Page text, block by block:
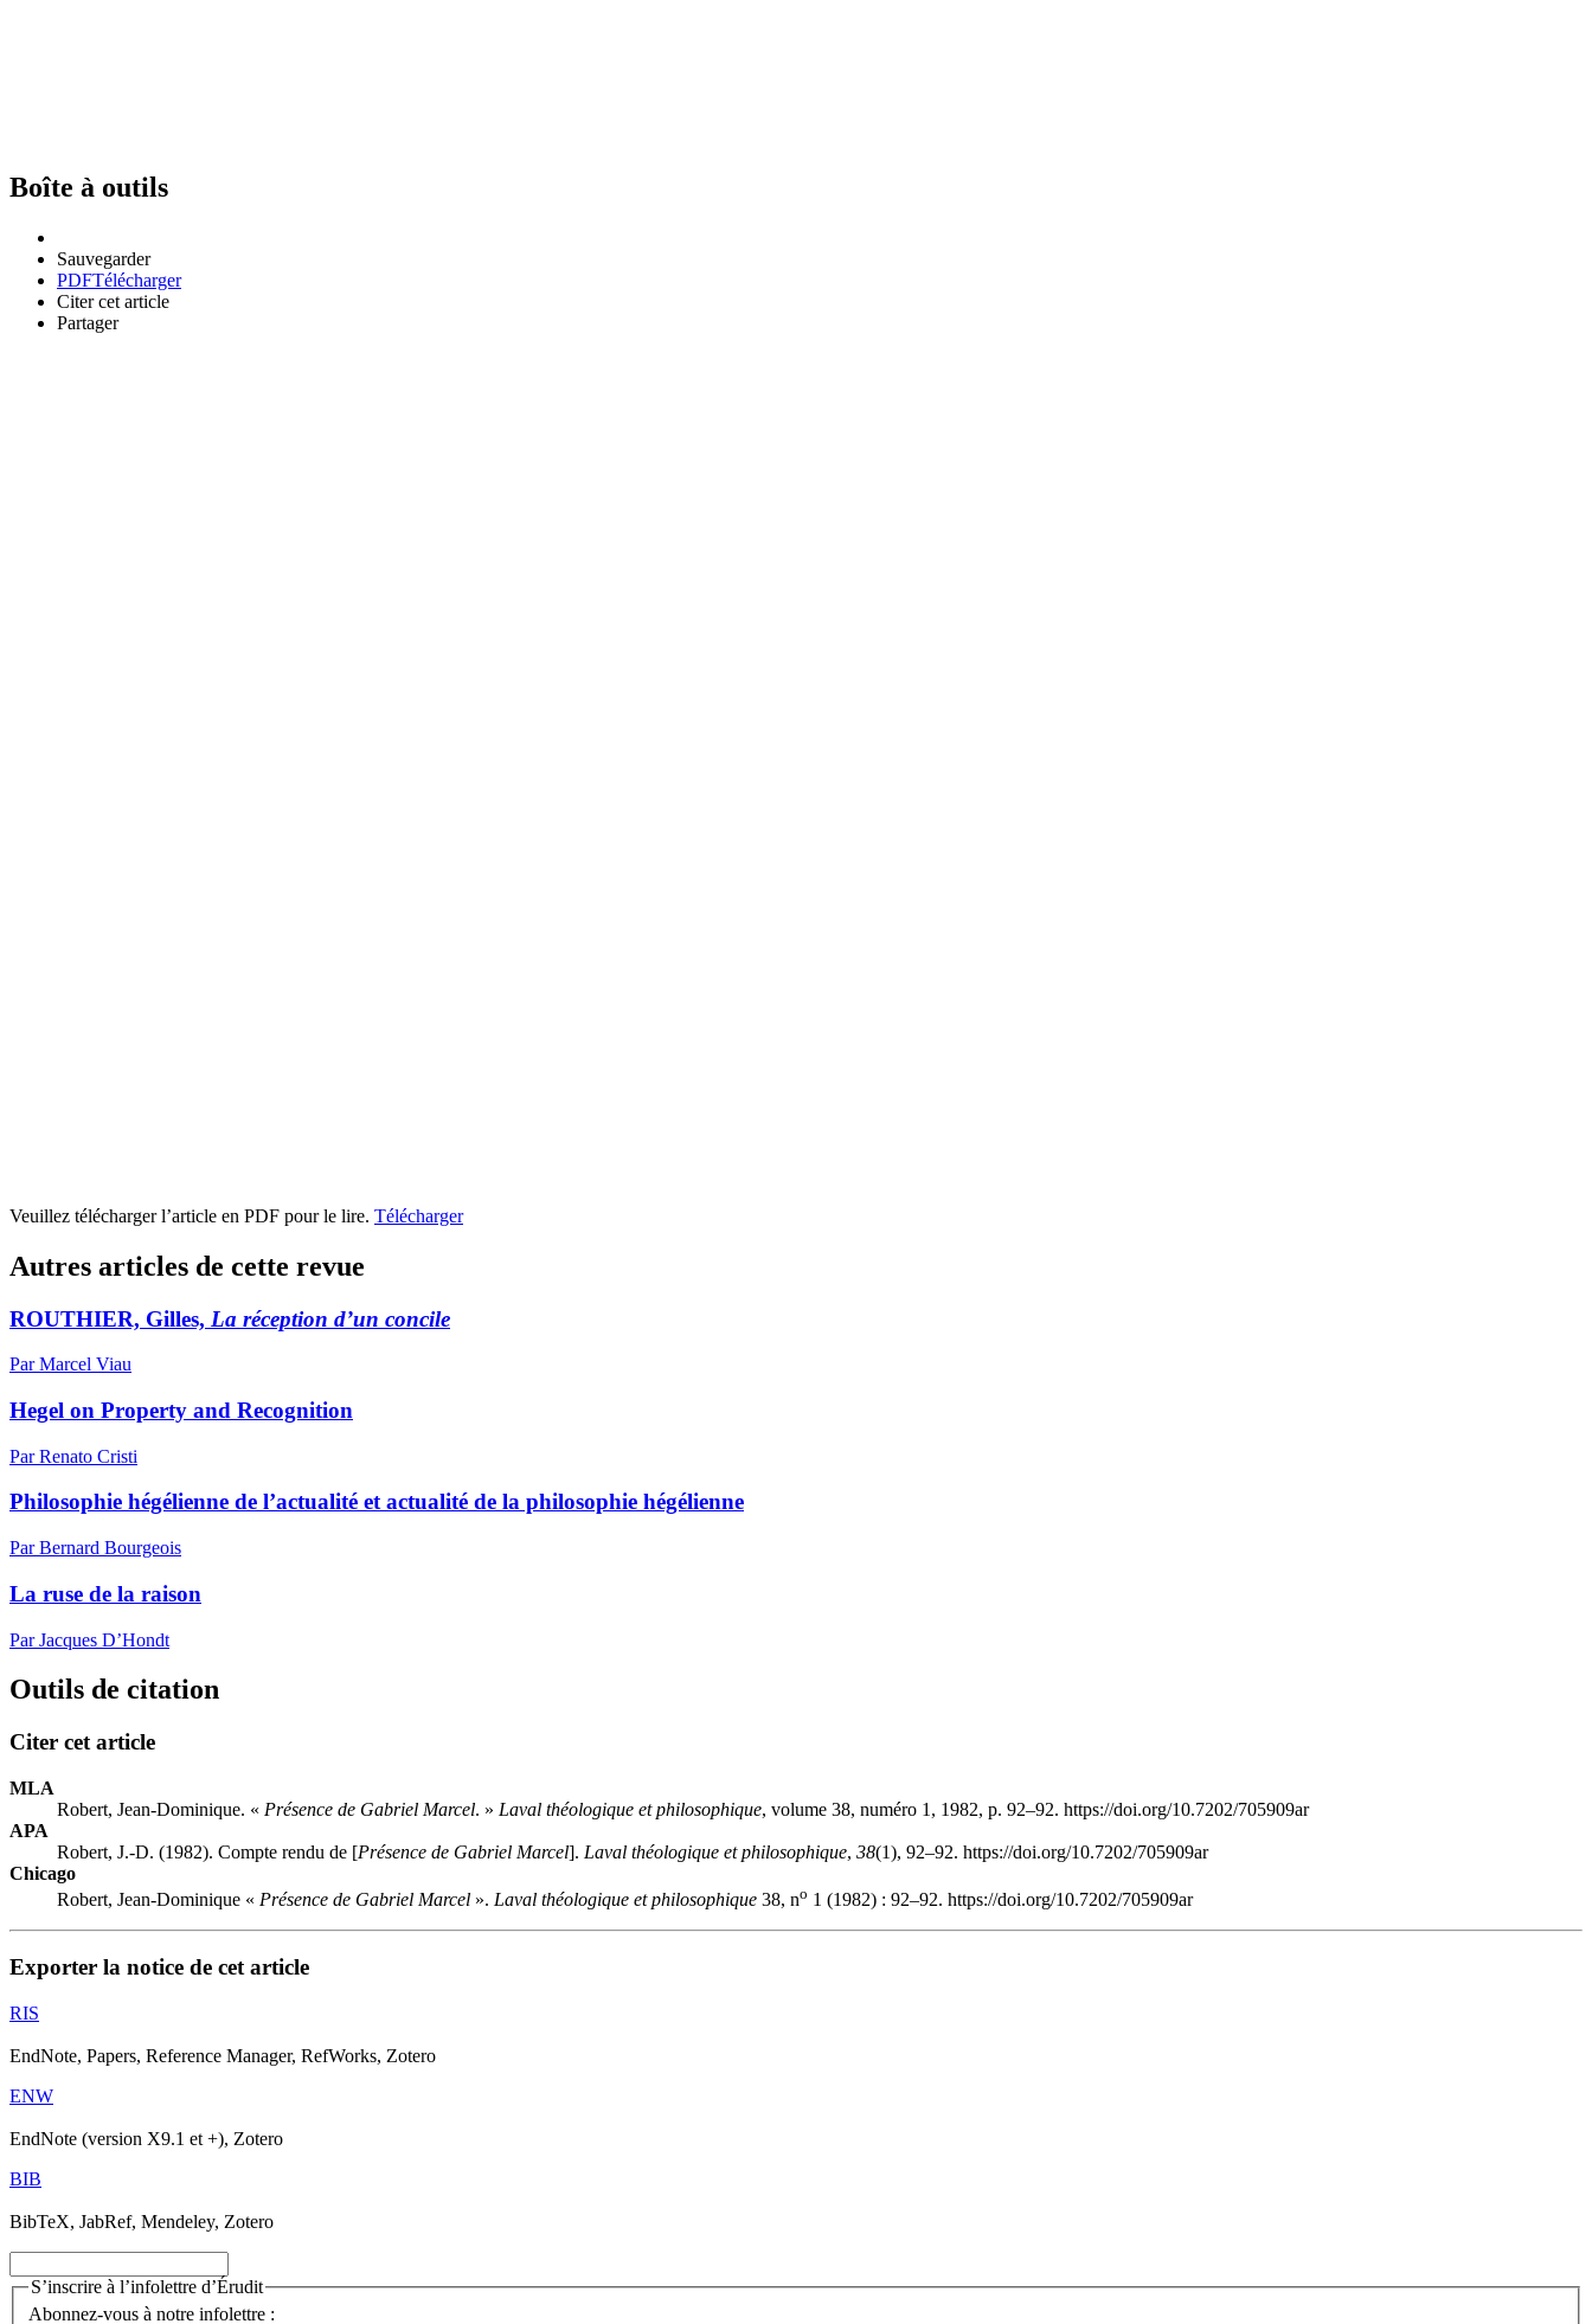
Boîte à outils
Sauvegarder
PDFTélécharger
Citer cet article
Partager
Veuillez télécharger l’article en PDF pour le lire. Télécharger
Autres articles de cette revue
ROUTHIER, Gilles, La réception d’un concile
Par Marcel Viau
Hegel on Property and Recognition
Par Renato Cristi
Philosophie hégélienne de l’actualité et actualité de la philosophie hégélienne
Par Bernard Bourgeois
La ruse de la raison
Par Jacques D’Hondt
Outils de citation
Citer cet article
MLA
Robert, Jean-Dominique. « Présence de Gabriel Marcel. » Laval théologique et philosophique, volume 38, numéro 1, 1982, p. 92–92. https://doi.org/10.7202/705909ar
APA
Robert, J.-D. (1982). Compte rendu de [Présence de Gabriel Marcel]. Laval théologique et philosophique, 38(1), 92–92. https://doi.org/10.7202/705909ar
Chicago
Robert, Jean-Dominique « Présence de Gabriel Marcel ». Laval théologique et philosophique 38, no 1 (1982) : 92–92. https://doi.org/10.7202/705909ar
Exporter la notice de cet article
RIS
EndNote, Papers, Reference Manager, RefWorks, Zotero
ENW
EndNote (version X9.1 et +), Zotero
BIB
BibTeX, JabRef, Mendeley, Zotero
S’inscrire à l’infolettre d’Érudit
Abonnez-vous à notre infolettre :